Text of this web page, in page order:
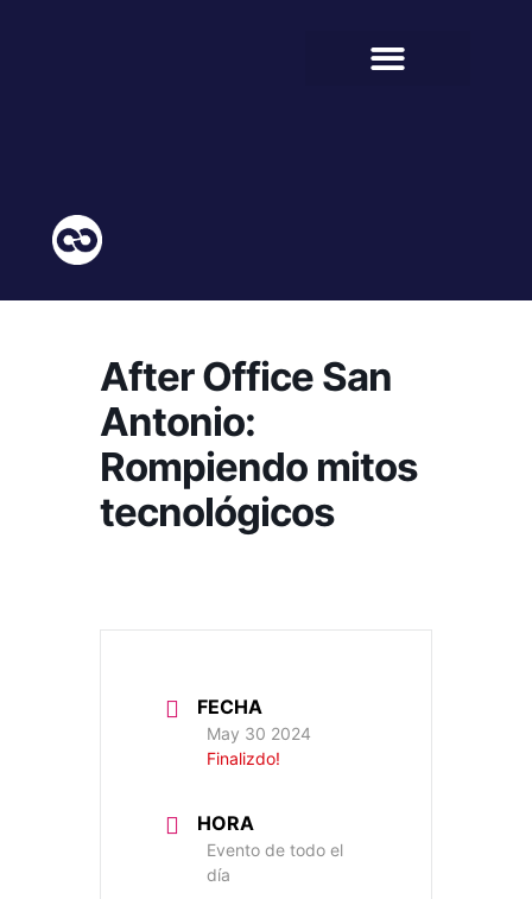
After Office San
Antonio:
Rompiendo mitos
tecnológicos
FECHA
May 30 2024
Finalizdo!
HORA
Evento de todo el
día